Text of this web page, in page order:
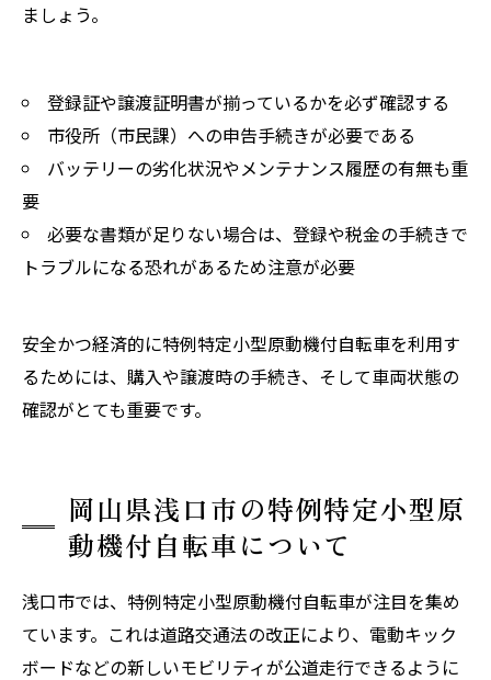
ましょう。
登録証や譲渡証明書が揃っているかを必ず確認する
市役所（市民課）への申告手続きが必要である
バッテリーの劣化状況やメンテナンス履歴の有無も重
要
必要な書類が足りない場合は、登録や税金の手続きで
トラブルになる恐れがあるため注意が必要
安全かつ経済的に特例特定小型原動機付自転車を利用す
るためには、購入や譲渡時の手続き、そして車両状態の
確認がとても重要です。
岡山県浅口市の特例特定小型原
動機付自転車について
浅口市では、特例特定小型原動機付自転車が注目を集め
ています。これは道路交通法の改正により、電動キック
ボードなどの新しいモビリティが公道走行できるように